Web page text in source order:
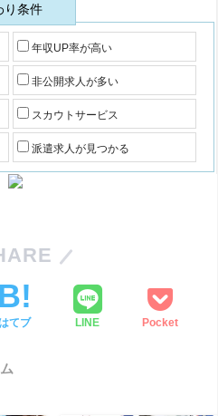
り条件
年収UP率が高い
非公開求人が多い
スカウトサービス
派遣求人が見つかる
てブ LINE Pocket